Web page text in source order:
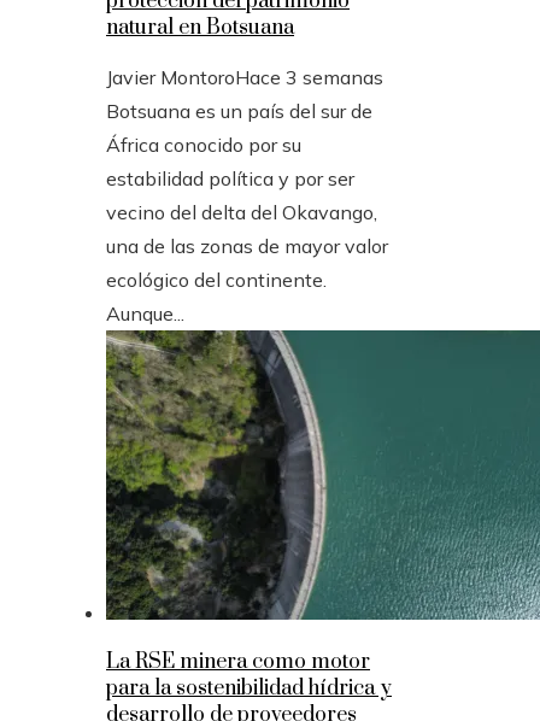
natural en Botsuana
Javier MontoroHace 3 semanas
Botsuana es un país del sur de
África conocido por su
estabilidad política y por ser
vecino del delta del Okavango,
una de las zonas de mayor valor
ecológico del continente.
Aunque...
La RSE minera como motor
para la sostenibilidad hídrica y
desarrollo de proveedores